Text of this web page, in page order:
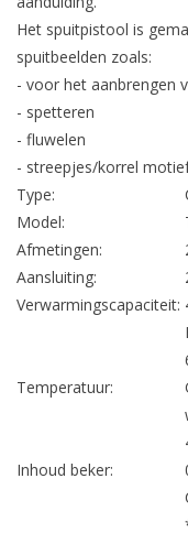
Het spuitpistool is
spuitbeelden zoals:
- voor het aanbrengen
- spetteren
- fluwelen
- streepjes/korrel
Type:
Model:
Afmetingen:
Aansluiting:
Verwarmingscapaciteit:
Temperatuur:
Inhoud beker: